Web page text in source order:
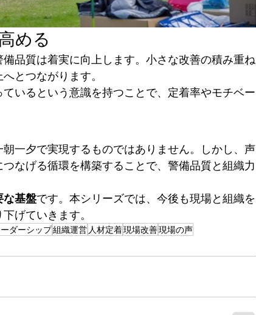
める
品質は着実に向上します。小さな改善の積み重ね
とつながります。
いるという意識を持つことで、定着率やモチベー
一夕で実現するものではありません。しかし、声
なげる循環を構築することで、警備品質と組織力
な基盤です。本シリーズでは、今後も現場と組織を
げていきます。
ーダーシップ組織運営 人材定着現場改善現場の声